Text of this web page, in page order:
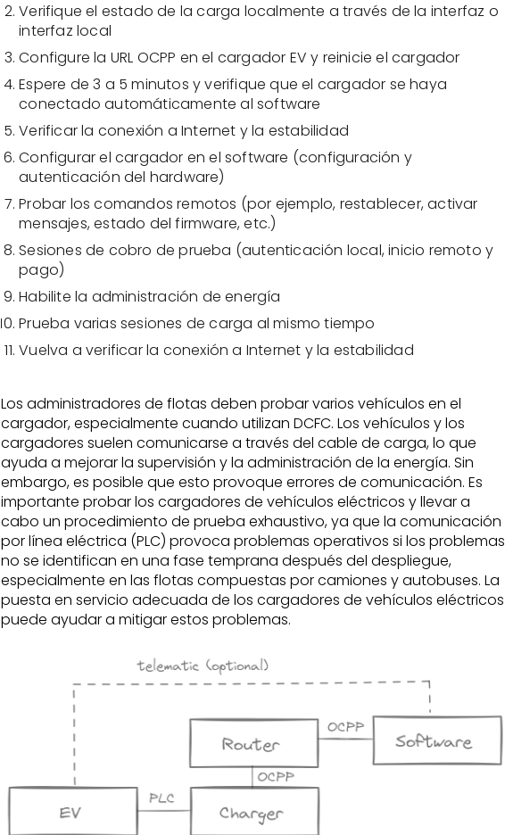
Verifique el estado de la carga localmente a través de la interfaz o
interfaz local
Configure la URL OCPP en el cargador EV y reinicie el cargador
Espere de 3 a 5 minutos y verifique que el cargador se haya
conectado automáticamente al software
Verificar la conexión a Internet y la estabilidad
Configurar el cargador en el software (configuración y
autenticación del hardware)
Probar los comandos remotos (por ejemplo, restablecer, activar
mensajes, estado del firmware, etc.)
Sesiones de cobro de prueba (autenticación local, inicio remoto y
pago)
Habilite la administración de energía
Prueba varias sesiones de carga al mismo tiempo
Vuelva a verificar la conexión a Internet y la estabilidad
Los administradores de flotas deben probar varios vehículos en el
cargador, especialmente cuando utilizan DCFC. Los vehículos y los
cargadores suelen comunicarse a través del cable de carga, lo que
ayuda a mejorar la supervisión y la administración de la energía. Sin
embargo, es posible que esto provoque errores de comunicación. Es
importante probar los cargadores de vehículos eléctricos y llevar a
cabo un procedimiento de prueba exhaustivo, ya que la comunicación
por línea eléctrica (PLC) provoca problemas operativos si los problemas
no se identifican en una fase temprana después del despliegue,
especialmente en las flotas compuestas por camiones y autobuses. La
puesta en servicio adecuada de los cargadores de vehículos eléctricos
puede ayudar a mitigar estos problemas.